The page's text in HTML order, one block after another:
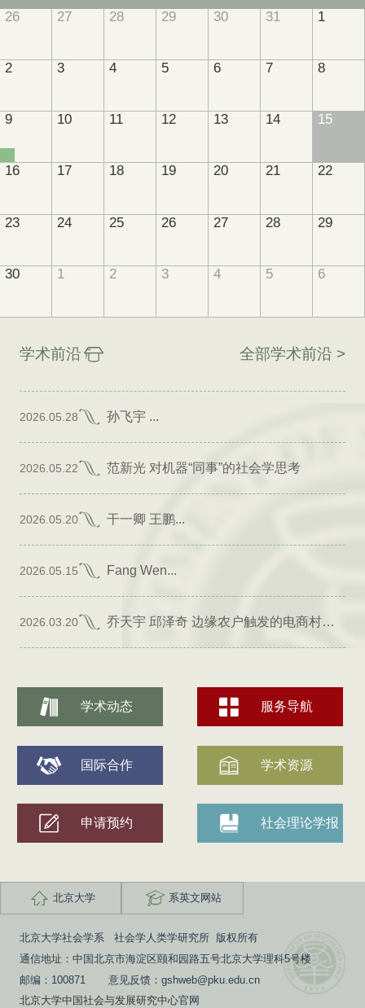
26 27 28 29 30 31 1
2 3 4 5 6 7 8
9 10 11 12 13 14 15
16 17 18 19 20 21 22
23 24 25 26 27 28 29
30 1 2 3 4 5 6
学术前沿 全部学术前沿 >
2026.05.28 孙飞宇 ...
2026.05.22 范新光 对机器“同事”的社会学思考
2026.05.20 干一卿 王鹏...
2026.05.15 Fang Wen...
2026.03.20 乔天宇 邱泽奇 边缘农户触发的电商村形成
学术动态 服务导航
国际合作 学术资源
申请预约 社会理论学报
北京大学 系英文网站
北京大学社会学系 社会学人类学研究所 版权所有
通信地址：中国北京市海淀区颐和园路五号北京大学理科5号楼
邮编：100871 意见反馈：gshweb@pku.edu.cn
北京大学中国社会与发展研究中心官网